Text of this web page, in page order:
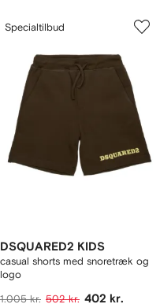
Specialtilbud
DSQUARED2 KIDS
casual shorts med snoretræk og
logo
1.005 kr. 502 kr. 402 kr.